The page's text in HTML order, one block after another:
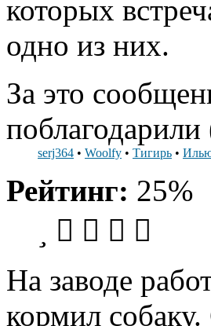
которых
одно из них.
За это
поблагодарили
serj364 • Woolfy • Тигирь •
Рейтинг: 25%
На заводе
кормил